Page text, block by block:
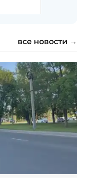
все новости →